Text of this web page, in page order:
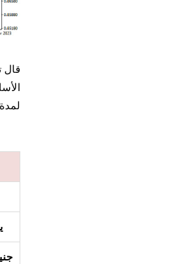
قال
لمدة 5 أشهر على التوالي.